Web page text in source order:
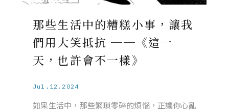
那些生活中的糟糕小事，讓我
們用大笑抵抗 ──《這一
天，也許會不一樣》
Jul.12.2024
如果生活中，那些繁瑣零碎的煩惱，正讓你心亂